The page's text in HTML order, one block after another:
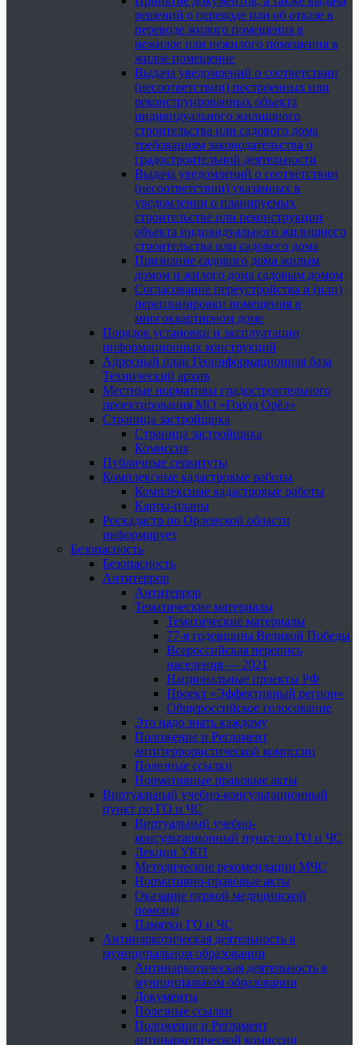
решений о переводе или об отказе в
переводе жилого помещения в
нежилое или нежилого помещения в
жилое помещение
Выдача уведомлений о соответствии
(несоответствии) построенных или
реконструированных объекта
индивидуального жилищного
строительства или садового дома
требованиям законодательства о
градостроительной деятельности
Выдача уведомлений о соответствии
(несоответствии) указанных в
уведомлении о планируемых
строительстве или реконструкции
объекта индивидуального жилищного
строительства или садового дома
Признание садового дома жилым
домом и жилого дома садовым домом
Согласование переустройства и (или)
перепланировки помещения в
многоквартирном доме
Порядок установки и эксплуатации
информационных конструкций
Адресный план Геоинформационная база
Технический архив
Местные нормативы градостроительного
проектирования МО «Город Орёл»
Страница застройщика
Страница застройщика
Комиссия
Публичные сервитуты
Комплексные кадастровые работы
Комплексные кадастровые работы
Карты-планы
Роскадастр по Орловской области
информирует
Безопасность
Безопасность
Антитеррор
Антитеррор
Тематические материалы
Тематические материалы
77-я годовщина Великой Победы
Всероссийская перепись
населения — 2021
Национальные проекты РФ
Проект «Эффективный регион»
Общероссийское голосование
Это надо знать каждому
Положение и Регламент
антитеррористической комиссии
Полезные ссылки
Нормативные правовые акты
Виртуальный учебно-консультационный
пункт по ГО и ЧС
Виртуальный учебно-
консультационный пункт по ГО и ЧС
Лекции УКП
Методические рекомендации МЧС
Нормативно-правовые акты
Оказание первой медицинской
помощи
Памятки ГО и ЧС
Антинаркотическая деятельность в
муниципальном образовании
Антинаркотическая деятельность в
муниципальном образовании
Документы
Полезные ссылки
Положение и Регламент
антинаркотической комиссии